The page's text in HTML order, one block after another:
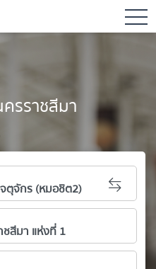
รราชสีมา